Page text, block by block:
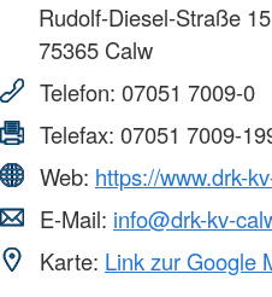
Rudolf-Diesel-Straße 15
75365 Calw
Telefon: 07051 7009-0
Telefax: 07051 7009-
Web: https://www.drk-
E-Mail: info@drk-kv-
Karte: Link zur Google